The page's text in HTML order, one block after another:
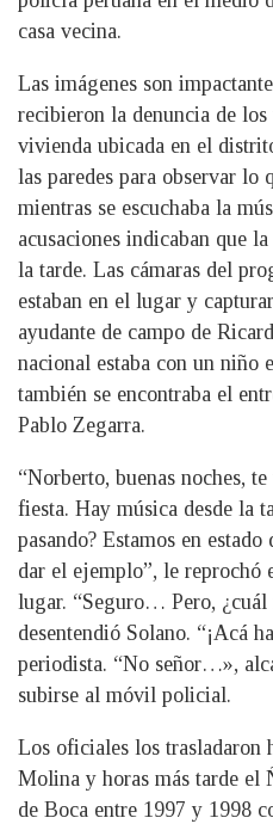
casa vecina.
Las imágenes son
recibieron la denuncia de
vivienda ubicada en el
las paredes para observar lo
mientras se escuchaba la
acusaciones indicaban que
la tarde. Las cámaras del
estaban en el lugar y
ayudante de campo de
nacional estaba con un niño
también se encontraba el
Pablo Zegarra.
“Norberto, buenas noches,
fiesta. Hay música desde la
pasando? Estamos en
dar el ejemplo”, le reprochó
lugar. “Seguro… Pero, ¿cuál
desentendió Solano. “¡Acá
periodista. “No señor…»,
subirse al móvil policial.
Los oficiales los trasladaron
Molina y horas más tarde el
de Boca entre 1997 y 1998